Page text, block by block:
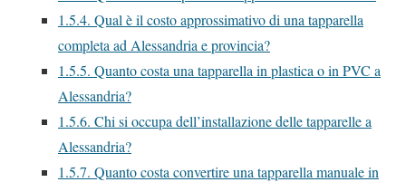
1.5.4. Qual è il costo approssimativo di una tapparella
completa ad Alessandria e provincia?
1.5.5. Quanto costa una tapparella in plastica o in PVC a
Alessandria?
1.5.6. Chi si occupa dell’installazione delle tapparelle a
Alessandria?
1.5.7. Quanto costa convertire una tapparella manuale in